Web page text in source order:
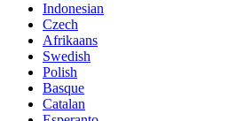
Indonesian
Czech
Afrikaans
Swedish
Polish
Basque
Catalan